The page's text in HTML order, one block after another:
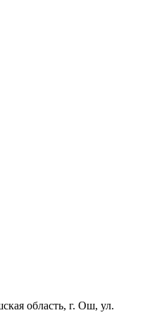
область, г. Ош, ул.